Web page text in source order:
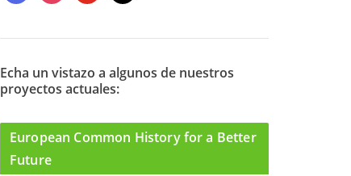
e
o
o
t
g
r
m
t
b
e
l
Echa un vistazo a algunos de nuestros
proyectos actuales:
European Common History for a Better
Future